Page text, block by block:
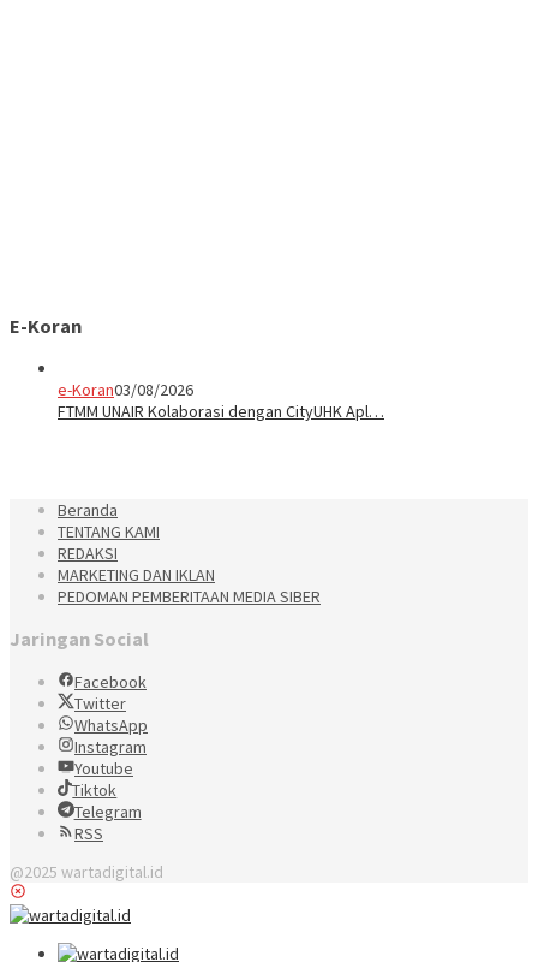
E-Koran
e-Koran03/08/2026
FTMM UNAIR Kolaborasi dengan CityUHK Apl…
Beranda
TENTANG KAMI
REDAKSI
MARKETING DAN IKLAN
PEDOMAN PEMBERITAAN MEDIA SIBER
Jaringan Social
Facebook
Twitter
WhatsApp
Instagram
Youtube
Tiktok
Telegram
RSS
@2025 wartadigital.id